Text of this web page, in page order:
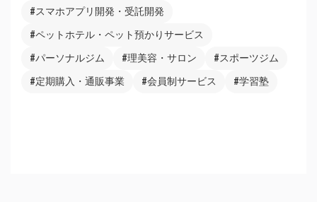
#スマホアプリ開発・受託開発
#ペットホテル・ペット預かりサービス
#パーソナルジム #理美容・サロン #スポーツジム
#定期購入・通販事業 #会員制サービス #学習塾